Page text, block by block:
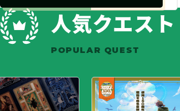
人気クエスト
POPULAR QUEST